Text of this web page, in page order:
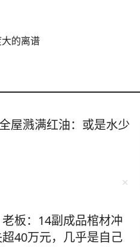
的离谱
屋溅满红油：或是水少
板：14副成品棺材冲
40万元，几乎是自己